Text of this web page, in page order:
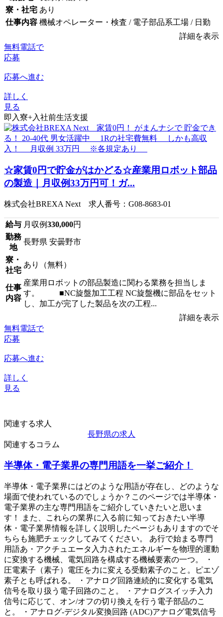
寮・社宅 あり
仕事内容 機械オペレーター・検査 / 電子部品系工場 / 日勤
詳細を表示
無料電話で
応募
応募へ進む
詳しく
見る
即入寮+入社前生活支援
☆家賃0円で貯金がはかどる☆産業用ロボット部品
の製造｜月収例33万円可！ガ...
株式会社BREXA Next 求人番号：G08-8683-01
給与 月収例330,000円
勤務
地
長野県 安曇野市
寮・
社宅
あり（無料）
仕事
内容
産業用ロボットの部品製造に関わる業務を担当しま
す。 ■NC旋盤加工工程 NC旋盤機に部品をセット
し、加工が完了した製品を次の工程...
詳細を表示
無料電話で
応募
応募へ進む
詳しく
見る
関連する求人
長野県の求人
関連するコラム
半導体・電子業界の専門用語を一挙ご紹介！
半導体・電子業界にはどのような用語が存在し、どのような
場面で使われているのでしょうか？このページでは半導体・
電子業界の主な専門用語をご紹介していきたいと思いま
す！ また、これらの業界に入る前に知っておきたい半導
体・電子業界情報を詳しく説明したページもありますのでそ
ちらも施肥チェックしてみてください。 あ行で始まる専門
用語あ・アクチュエータ入力されたエネルギーを物理的運動
に変換する機械、電気回路を構成する機械要素の一つ。 ・
圧電素子（素子）電圧を力に変える受動素子のこと。ピエゾ
素子とも呼ばれる。 ・アナログ回路連続的に変化する電気
信号を取り扱う電子回路のこと。 ・アナログスイッチ入力
信号に応じて、オン/オフの切り換えを行う電子部品のこ
と。 ・アナログ-デジタル変換回路 (ADC)アナログ電気信号